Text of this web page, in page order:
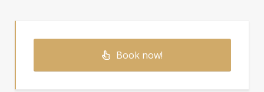
Book now!